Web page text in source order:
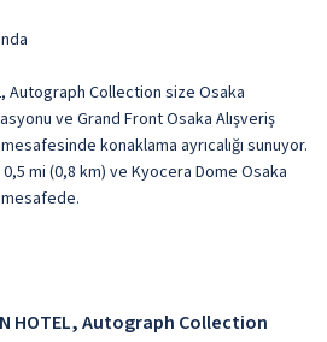
Autograph Collection size Osaka
ve Grand Front Osaka Alışveriş
konaklama ayrıcalığı sunuyor.
mi (0,8 km) ve Kyocera Dome Osaka
HOTEL, Autograph Collection